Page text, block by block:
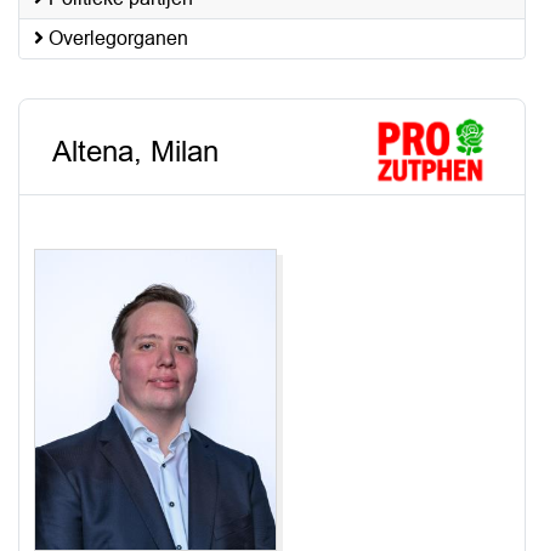
Overlegorganen
Altena, Milan